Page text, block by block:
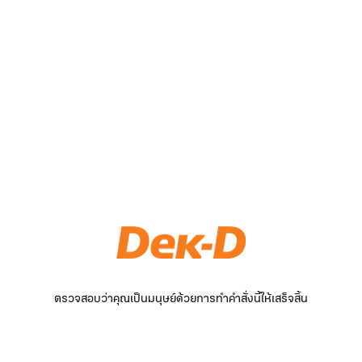
ตรวจสอบว่าคุณเป็นมนุษย์ด้วยการทำคำสั่งนี้ให้เสร็จสิ้น